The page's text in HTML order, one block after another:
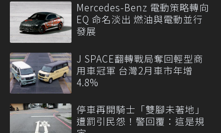
Mercedes-Benz 電動策略轉向
EQ 命名淡出 燃油與電動並行
發展
J SPACE翻轉戰局奪回輕型商
用車冠軍 台灣2月車市年增
4.8%
停車再開騎士「雙腳未著地」
遭罰引民怨！警回覆：這是規